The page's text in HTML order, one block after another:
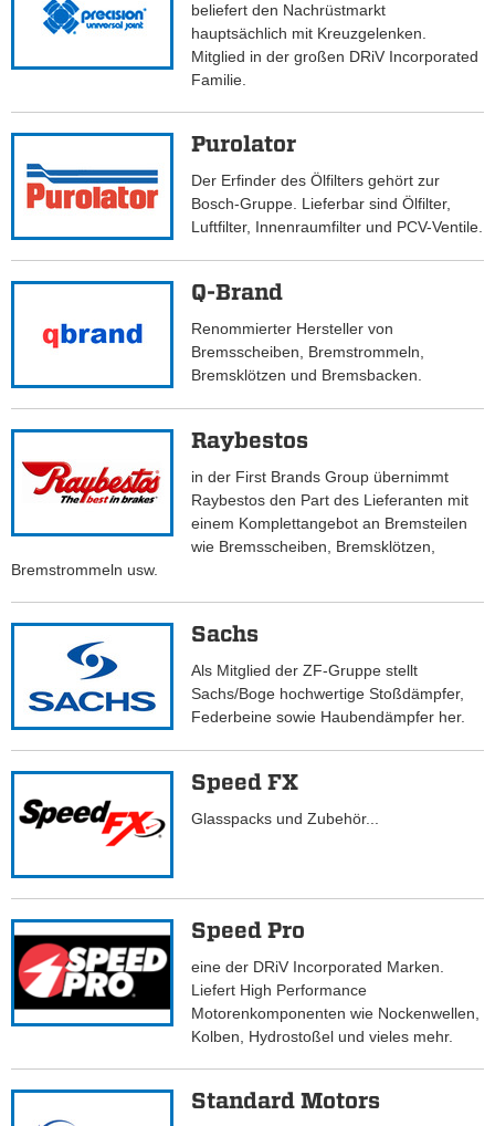
beliefert den Nachrüstmarkt
hauptsächlich mit Kreuzgelenken.
Mitglied in der großen DRiV Incorporated
Familie.
Purolator
Der Erfinder des Ölfilters gehört zur
Bosch-Gruppe. Lieferbar sind Ölfilter,
Luftfilter, Innenraumfilter und PCV-Ventile.
Q-Brand
Renommierter Hersteller von
Bremsscheiben, Bremstrommeln,
Bremsklötzen und Bremsbacken.
Raybestos
in der First Brands Group übernimmt
Raybestos den Part des Lieferanten mit
einem Komplettangebot an Bremsteilen
wie Bremsscheiben, Bremsklötzen,
Bremstrommeln usw.
Sachs
Als Mitglied der ZF-Gruppe stellt
Sachs/Boge hochwertige Stoßdämpfer,
Federbeine sowie Haubendämpfer her.
Speed FX
Glasspacks und Zubehör...
Speed Pro
eine der DRiV Incorporated Marken.
Liefert High Performance
Motorenkomponenten wie Nockenwellen,
Kolben, Hydrostoßel und vieles mehr.
Standard Motors